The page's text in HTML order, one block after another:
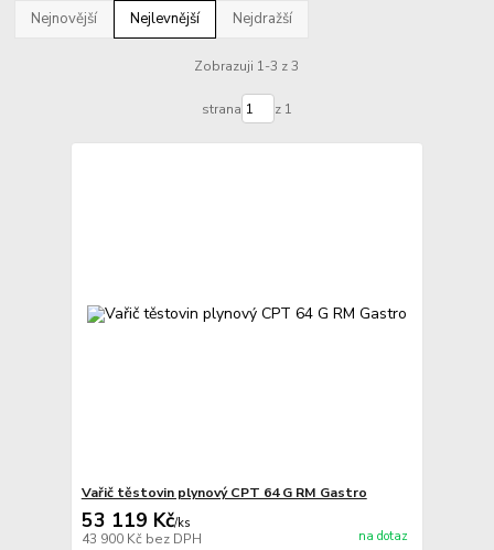
Nejnovější Nejlevnější Nejdražší
Zobrazuji 1-3 z 3
strana z 1
Vařič těstovin plynový CPT 64 G RM Gastro
53 119 Kč/ks
43 900 Kč bez DPH na dotaz